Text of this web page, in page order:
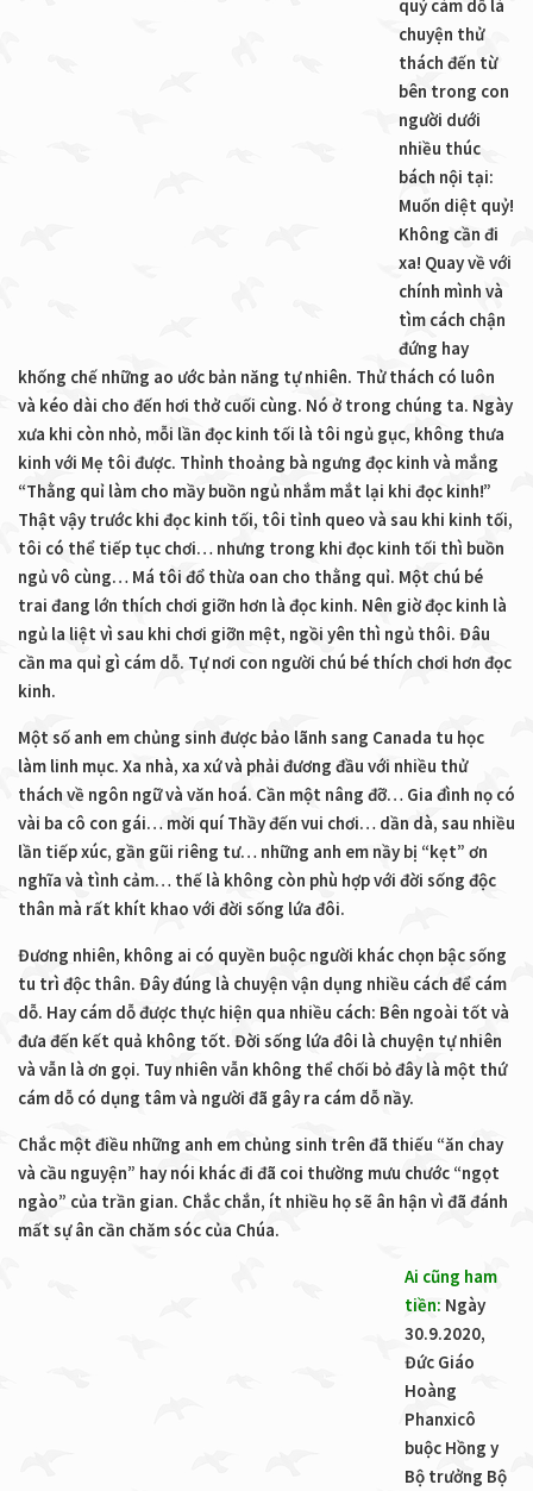
quỷ cám dỗ là
chuyện thử
thách đến từ
bên trong con
người dưới
nhiều thúc
bách nội tại:
Muốn diệt quỷ!
Không cần đi
xa! Quay về với
chính mình và
tìm cách chận
đứng hay
khống chế những ao ước bản năng tự nhiên. Thử thách có luôn
và kéo dài cho đến hơi thở cuối cùng. Nó ở trong chúng ta. Ngày
xưa khi còn nhỏ, mỗi lần đọc kinh tối là tôi ngủ gục, không thưa
kinh với Mẹ tôi được. Thỉnh thoảng bà ngưng đọc kinh và mắng
“Thằng quỉ làm cho mầy buồn ngủ nhắm mắt lại khi đọc kinh!”
Thật vậy trước khi đọc kinh tối, tôi tỉnh queo và sau khi kinh tối,
tôi có thể tiếp tục chơi… nhưng trong khi đọc kinh tối thì buồn
ngủ vô cùng… Má tôi đổ thừa oan cho thằng quỉ. Một chú bé
trai đang lớn thích chơi giỡn hơn là đọc kinh. Nên giờ đọc kinh là
ngủ la liệt vì sau khi chơi giỡn mệt, ngồi yên thì ngủ thôi. Đâu
cần ma quỉ gì cám dỗ. Tự nơi con người chú bé thích chơi hơn đọc
kinh.
Một số anh em chủng sinh được bảo lãnh sang Canada tu học
làm linh mục. Xa nhà, xa xứ và phải đương đầu với nhiều thử
thách về ngôn ngữ và văn hoá. Cần một nâng đỡ… Gia đình nọ có
vài ba cô con gái… mời quí Thầy đến vui chơi… dần dà, sau nhiều
lần tiếp xúc, gần gũi riêng tư… những anh em nầy bị “kẹt” ơn
nghĩa và tình cảm… thế là không còn phù hợp với đời sống độc
thân mà rất khít khao với đời sống lứa đôi.
Đương nhiên, không ai có quyền buộc người khác chọn bậc sống
tu trì độc thân. Đây đúng là chuyện vận dụng nhiều cách để cám
dỗ. Hay cám dỗ được thực hiện qua nhiều cách: Bên ngoài tốt và
đưa đến kết quả không tốt. Đời sống lứa đôi là chuyện tự nhiên
và vẫn là ơn gọi. Tuy nhiên vẫn không thể chối bỏ đây là một thứ
cám dỗ có dụng tâm và người đã gây ra cám dỗ nầy.
Chắc một điều những anh em chủng sinh trên đã thiếu “ăn chay
và cầu nguyện” hay nói khác đi đã coi thường mưu chước “ngọt
ngào” của trần gian. Chắc chắn, ít nhiều họ sẽ ân hận vì đã đánh
mất sự ân cần chăm sóc của Chúa.
Ai cũng ham
tiền: Ngày
30.9.2020,
Đức Giáo
Hoàng
Phanxicô
buộc Hồng y
Bộ trưởng Bộ